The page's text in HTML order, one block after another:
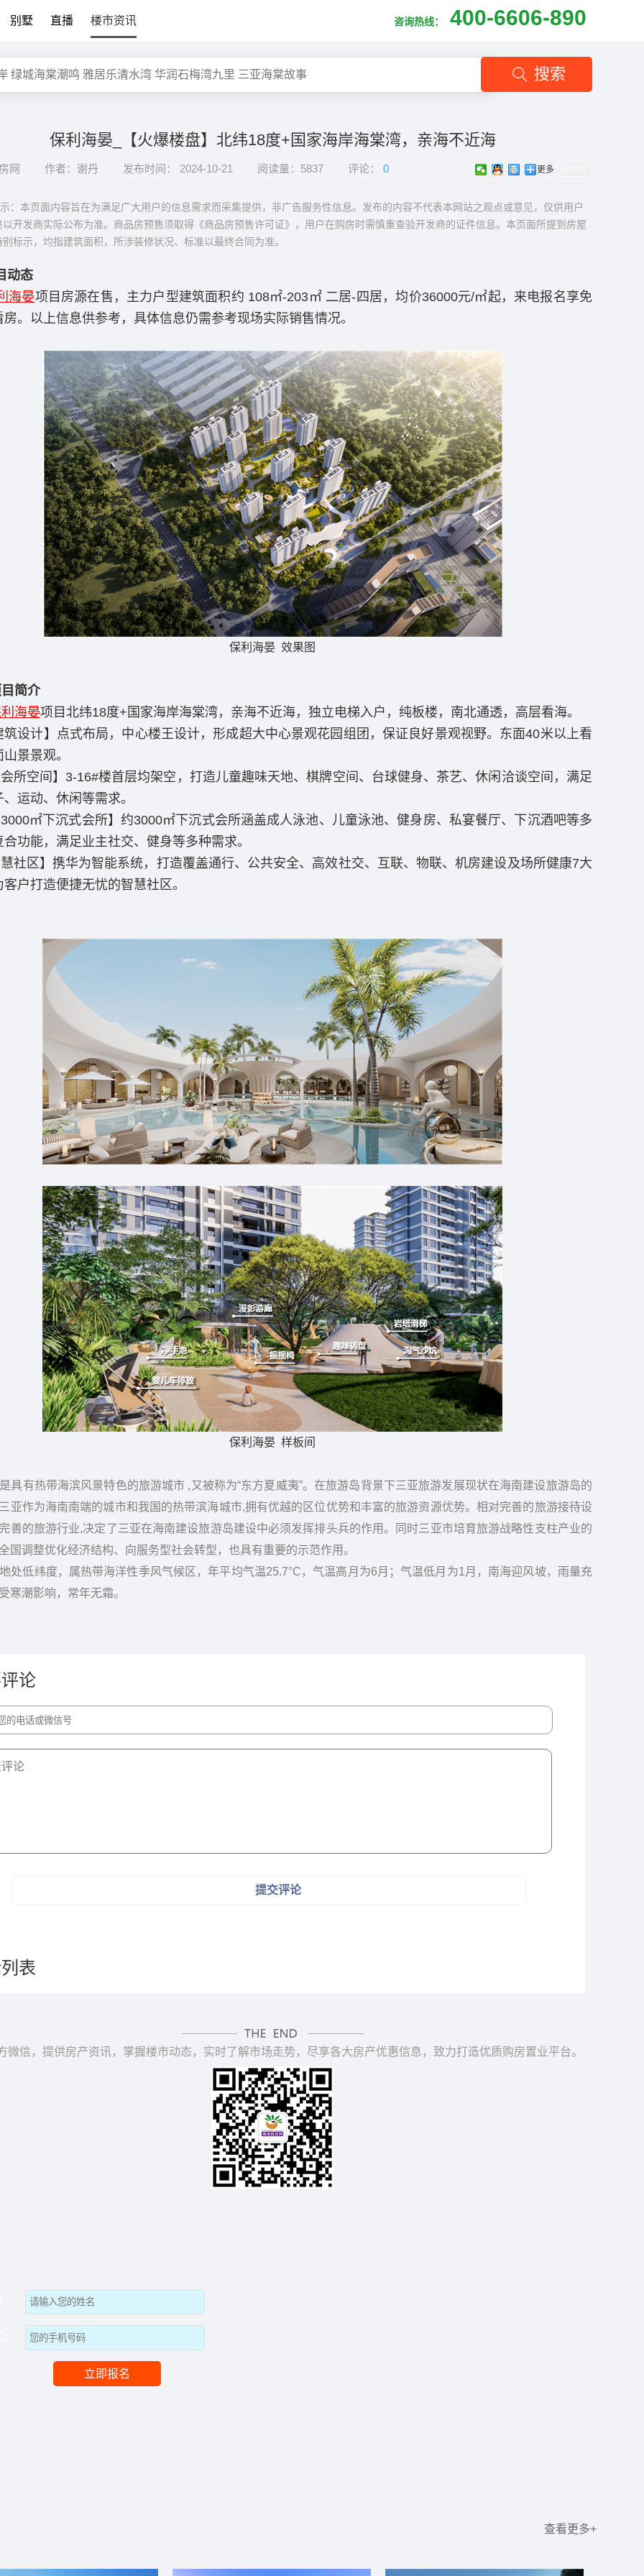
别墅 直播 楼市资讯 咨询热线： 400-6606-890
搜索
保利海晏_【火爆楼盘】北纬18度+国家海岸海棠湾，亲海不近海
网 作者：谢丹 发布时间： 2024-10-21 阅读量：5837 评论： 0 更多
本页面内容旨在为满足广大用户的信息需求而采集提供，非广告服务性信息。发布的内容不代表本网站之观点或意见，仅供用户
开发商实际公布为准。商品房预售须取得《商品房预售许可证》，用户在购房时需慎重查验开发商的证件信息。本页面所提到房屋
标示，均指建筑面积，所涉装修状况、标准以最终合同为准。
态
海晏项目房源在售，主力户型建筑面积约 108㎡-203㎡ 二居-四居，均价36000元/㎡起，来电报名享免
。以上信息供参考，具体信息仍需参考现场实际销售情况。
保利海晏 效果图
简介
海晏项目北纬18度+国家海岸海棠湾，亲海不近海，独立电梯入户，纯板楼，南北通透，高层看海。
计】点式布局，中心楼王设计，形成超大中心景观花园组团，保证良好景观视野。东面40米以上看
景景观。
空间】3-16#楼首层均架空，打造儿童趣味天地、棋牌空间、台球健身、茶艺、休闲洽谈空间，满足
运动、休闲等需求。
㎡下沉式会所】约3000㎡下沉式会所涵盖成人泳池、儿童泳池、健身房、私宴餐厅、下沉酒吧等多
功能，满足业主社交、健身等多种需求。
区】携华为智能系统，打造覆盖通行、公共安全、高效社交、互联、物联、机房建设及场所健康7大
户打造便捷无忧的智慧社区。
保利海晏 样板间
热带海滨风景特色的旅游城市 ,又被称为“东方夏威夷”。在旅游岛背景下三亚旅游发展现状在海南建设旅游岛的
亚作为海南南端的城市和我国的热带滨海城市,拥有优越的区位优势和丰富的旅游资源优势。相对完善的旅游接待设
善的旅游行业,决定了三亚在海南建设旅游岛建设中必须发挥排头兵的作用。同时三亚市培育旅游战略性支柱产业的
国调整优化经济结构、向服务型社会转型，也具有重要的示范作用。
纬度，属热带海洋性季风气候区，年平均气温25.7°C，气温高月为6月；气温低月为1月，南海迎风坡，雨量充
寒潮影响，常年无霜。
论
提交评论
表
微信，提供房产资讯，掌握楼市动态，实时了解市场走势，尽享各大房产优惠信息，致力打造优质购房置业平台。
立即报名
查看更多+